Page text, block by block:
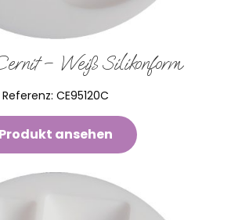
– Weiß Silikonform
Referenz: CE95120C
Produkt ansehen